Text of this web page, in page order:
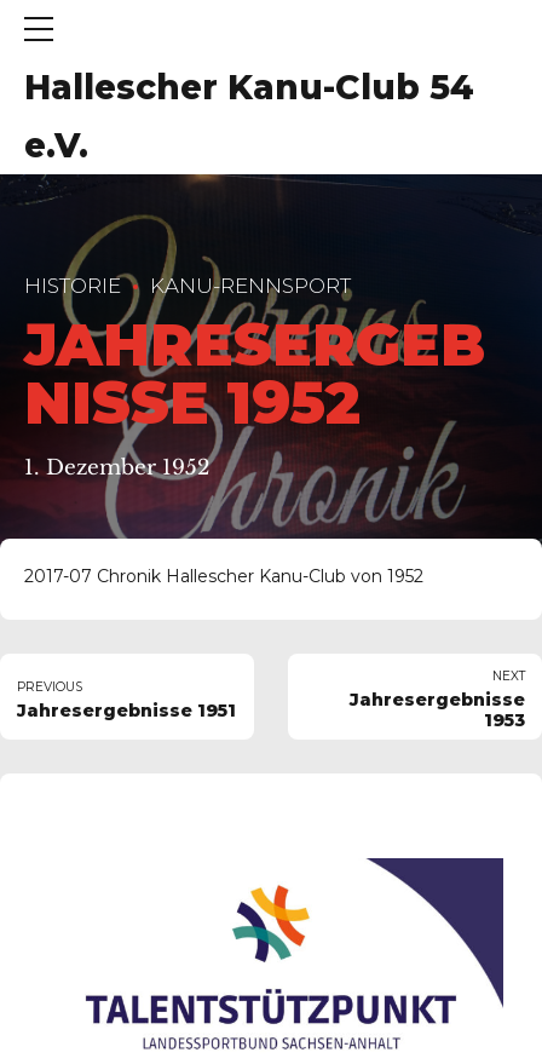
Hallescher Kanu-Club 54
e.V.
HISTORIE KANU-RENNSPORT
JAHRESERGEB
NISSE 1952
1. Dezember 1952
2017-07 Chronik Hallescher Kanu-Club von 1952
PREVIOUS
Jahresergebnisse 1951
NEXT
Jahresergebnisse
1953